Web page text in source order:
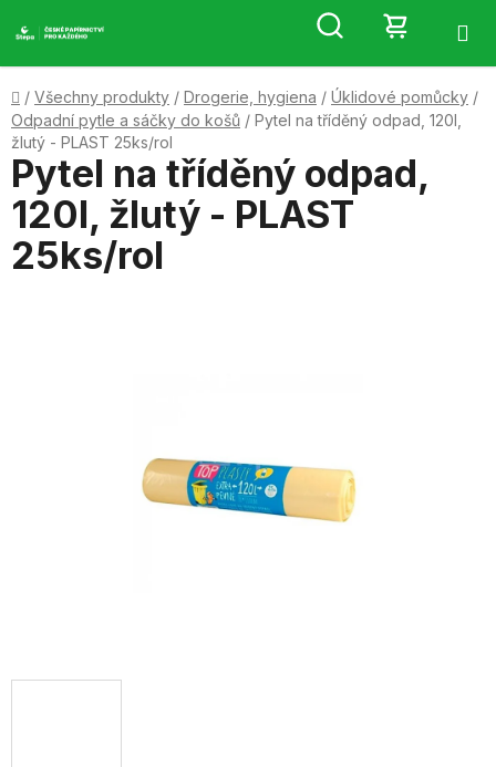
na
Hledat
KOŠÍK
Domů
/ Všechny produkty / Drogerie, hygiena / Úklidové pomůcky /
Odpadní pytle a sáčky do košů / Pytel na tříděný odpad, 120l,
žlutý - PLAST 25ks/rol
Pytel na tříděný odpad,
120l, žlutý - PLAST
25ks/rol